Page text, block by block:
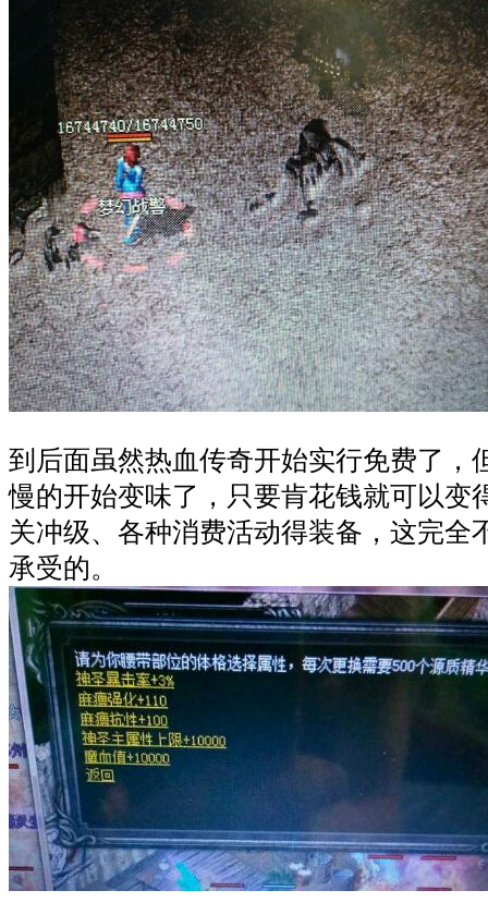
到后面虽然热血传奇开始实行免费了，
慢的开始变味了，只要肯花钱就可以变
关冲级、各种消费活动得装备，这完全
承受的。